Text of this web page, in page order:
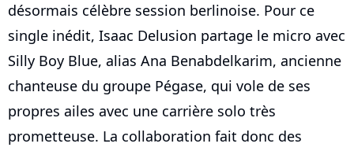
désormais célèbre session berlinoise. Pour ce
single inédit, Isaac Delusion partage le micro avec
Silly Boy Blue, alias Ana Benabdelkarim, ancienne
chanteuse du groupe Pégase, qui vole de ses
propres ailes avec une carrière solo très
prometteuse. La collaboration fait donc des